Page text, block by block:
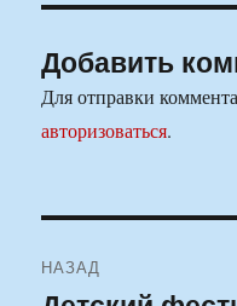
Добавить
Для отправки
авторизоваться.
по
НАЗАД